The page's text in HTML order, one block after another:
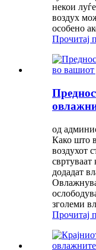
некои
воздух
особено
Прочитај
од
Како што
воздухот
свртуваат
додадат
зголеми
Прочитај